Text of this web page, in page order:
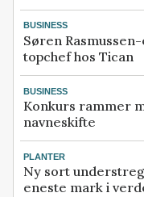
BUSINESS
Søren
topchef hos Tican
BUSINESS
Konkurs rammer
navneskifte
PLANTER
Ny sort
eneste mark i